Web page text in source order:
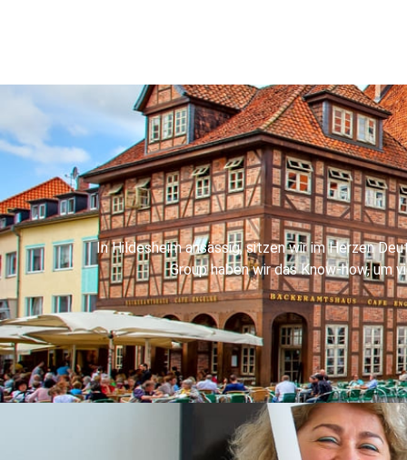
In Hildesheim ansässig, sitzen wir im Herzen
Group haben wir das Know-how, um